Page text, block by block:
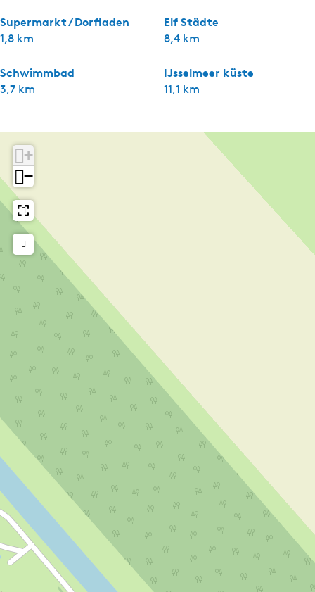
Supermarkt / Dorfladen
1,8 km
Elf Städte
8,4 km
Schwimmbad
3,7 km
IJsselmeer küste
11,1 km
+
−